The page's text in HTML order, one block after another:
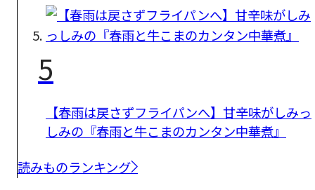
5
【春雨は戻さずフライパンへ】甘辛味がしみっ
しみの『春雨と牛こまのカンタン中華煮』
読みものランキング